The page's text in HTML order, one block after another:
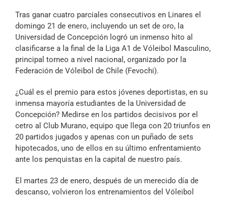
Tras ganar cuatro parciales consecutivos en Linares el
domingo 21 de enero, incluyendo un set de oro, la
Universidad de Concepción logró un inmenso hito al
clasificarse a la final de la Liga A1 de Vóleibol Masculino,
principal torneo a nivel nacional, organizado por la
Federación de Vóleibol de Chile (Fevochi).
¿Cuál es el premio para estos jóvenes deportistas, en su
inmensa mayoría estudiantes de la Universidad de
Concepción? Medirse en los partidos decisivos por el
cetro al Club Murano, equipo que llega con 20 triunfos en
20 partidos jugados y apenas con un puñado de sets
hipotecados, uno de ellos en su último enfrentamiento
ante los penquistas en la capital de nuestro país.
El martes 23 de enero, después de un merecido día de
descanso, volvieron los entrenamientos del Vóleibol